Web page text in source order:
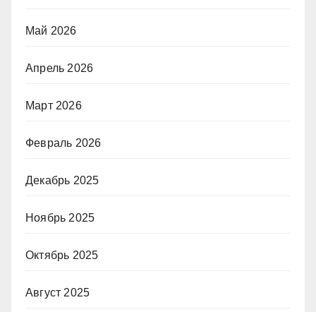
Май 2026
Апрель 2026
Март 2026
Февраль 2026
Декабрь 2025
Ноябрь 2025
Октябрь 2025
Август 2025